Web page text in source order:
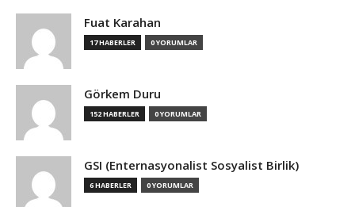
Fuat Karahan
17 HABERLER 0 YORUMLAR
Görkem Duru
152 HABERLER 0 YORUMLAR
GSI (Enternasyonalist Sosyalist Birlik)
6 HABERLER 0 YORUMLAR